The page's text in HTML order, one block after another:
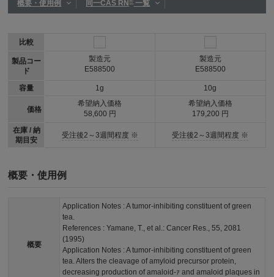
概要・使用例 同一CAS RN 一覧
比較
製品コー
ド
容量
価格
在庫 / 納
期目安
製造元
E588500
1g
希望納入価格
58,600 円
受注後2～3週間程度 ※
製造元
E588500
10g
希望納入価格
179,200 円
受注後2～3週間程度 ※
概要・使用例
概要
Application Notes : A tumor-inhibiting constituent of green
tea.
References : Yamane, T., et al.: Cancer Res., 55, 2081
(1995)
Application Notes : A tumor-inhibiting constituent of green
tea. Alters the cleavage of amyloid precursor protein,
decreasing production of amaloid-ｧ and amaloid plaques in